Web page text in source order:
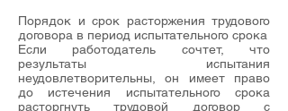
Порядок и срок расторжения трудового
договора в период испытательного срока
Если работодатель сочтет, что
результаты испытания
неудовлетворительны, он имеет право
до истечения испытательного срока
расторгнуть трудовой договор с